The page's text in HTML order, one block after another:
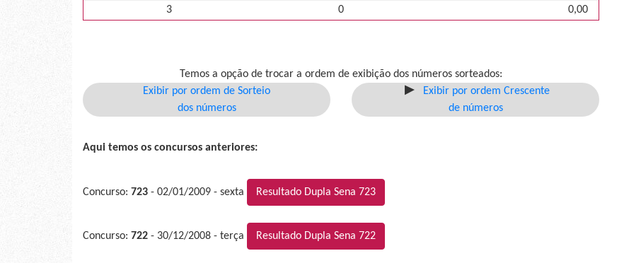
3
0 0,00
Temos a opção de trocar a ordem de exibição dos números sorteados:
Exibir por ordem de Sorteio
dos números
Exibir por ordem Crescente
de números
Aqui temos os concursos anteriores:
Concurso: 723 - 02/01/2009 - sexta Resultado Dupla Sena 723
Concurso: 722 - 30/12/2008 - terça Resultado Dupla Sena 722